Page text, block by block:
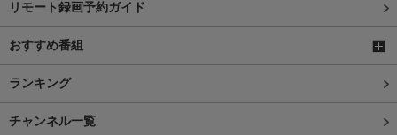
リモート録画予約ガイド
おすすめ番組
ランキング
チャンネル一覧